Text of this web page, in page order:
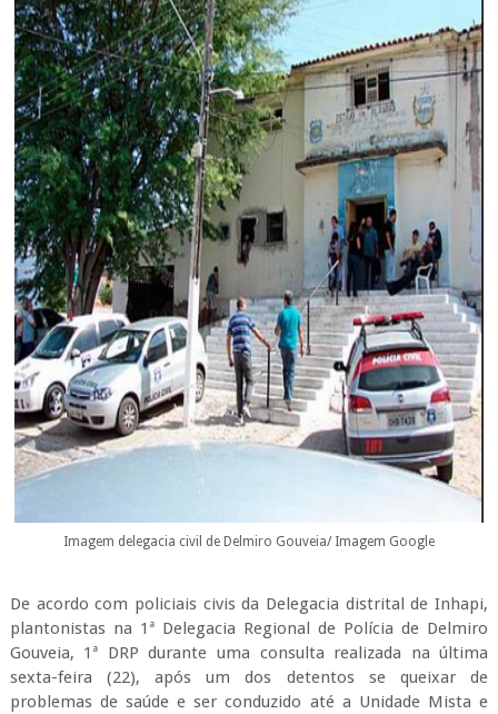
Imagem delegacia civil de Delmiro Gouveia/ Imagem Google
De acordo com policiais civis da Delegacia distrital de Inhapi,
plantonistas na 1ª Delegacia Regional de Polícia de Delmiro
Gouveia, 1ª DRP durante uma consulta realizada na última
sexta-feira (22), após um dos detentos se queixar de
problemas de saúde e ser conduzido até a Unidade Mista e